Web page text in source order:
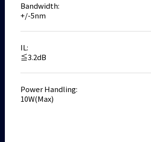
Bandwidth:
+/-5nm
IL:
≦3.2dB
Power Handling:
10W(Max)